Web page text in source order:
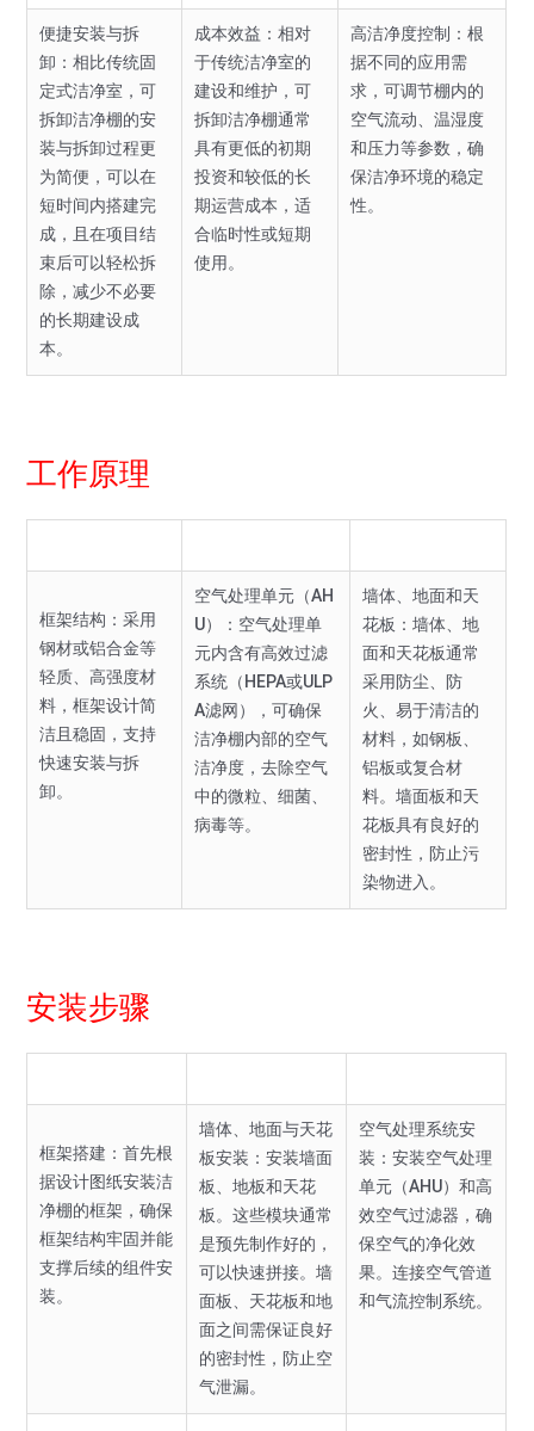
便捷安装与拆
卸：相比传统固
定式洁净室，可
拆卸洁净棚的安
装与拆卸过程更
为简便，可以在
短时间内搭建完
成，且在项目结
束后可以轻松拆
除，减少不必要
的长期建设成
本。
成本效益：相对
于传统洁净室的
建设和维护，可
拆卸洁净棚通常
具有更低的初期
投资和较低的长
期运营成本，适
合临时性或短期
使用。
高洁净度控制：根
据不同的应用需
求，可调节棚内的
空气流动、温湿度
和压力等参数，确
保洁净环境的稳定
性。
工作原理
框架结构：采用
钢材或铝合金等
轻质、高强度材
料，框架设计简
洁且稳固，支持
快速安装与拆
卸。
空气处理单元（AH
U）：空气处理单
元内含有高效过滤
系统（HEPA或ULP
A滤网），可确保
洁净棚内部的空气
洁净度，去除空气
中的微粒、细菌、
病毒等。
墙体、地面和天
花板：墙体、地
面和天花板通常
采用防尘、防
火、易于清洁的
材料，如钢板、
铝板或复合材
料。墙面板和天
花板具有良好的
密封性，防止污
染物进入。
安装步骤
框架搭建：首先根
据设计图纸安装洁
净棚的框架，确保
框架结构牢固并能
支撑后续的组件安
装。
墙体、地面与天花
板安装：安装墙面
板、地板和天花
板。这些模块通常
是预先制作好的，
可以快速拼接。墙
面板、天花板和地
面之间需保证良好
的密封性，防止空
气泄漏。
空气处理系统安
装：安装空气处理
单元（AHU）和高
效空气过滤器，确
保空气的净化效
果。连接空气管道
和气流控制系统。